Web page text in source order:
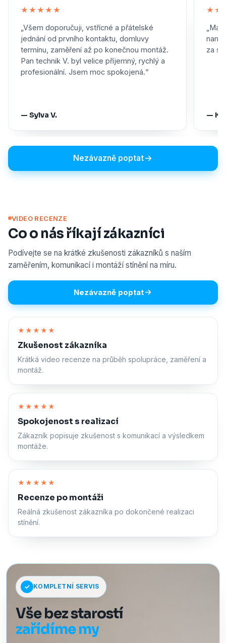
★★★★★
„Všem doporučuji, vstřícné a přátelské
jednání od prvního kontaktu, domluvy
termínu, zaměření až po konečnou montáž.
Pan technik V. byl velice příjemný, rychlý a
profesionální. Jsem moc spokojená.“
— Sylva V.
za
—
Nezávazně poptat
VIDEO RECENZE
Co o nás říkají zákazníci
Podívejte se na krátké zkušenosti zákazníků s naším
zaměřením, komunikací i montáží stínění na míru.
Nezávazně poptat
★★★★★
Zkušenost zákazníka
Krátká video recenze na průběh spolupráce, zaměření a
montáž.
★★★★★
Spokojenost s realizací
Zákazník popisuje zkušenost s komunikací a výsledkem
montáže.
★★★★★
Recenze po montáži
Reálná zkušenost zákazníka po dokončené realizaci
stínění.
KOMPLETNÍ SERVIS
Vše bez starostí
zařídíme my